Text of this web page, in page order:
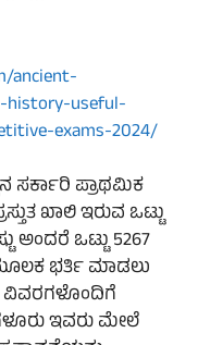
ancient-
useful-
exams-2024/
ಸರ್ಕಾರಿ ಪ್ರಾಥಮಿಕ
ಖಾಲಿ ಇರುವ ಒಟ್ಟು
ಅಂದರೆ ಒಟ್ಟು 5267
ಮೂಲಕ ಭರ್ತಿ ಮಾಡಲು
ವಿವರಗಳೊಂದಿಗೆ
ಇವರು ಮೇಲೆ